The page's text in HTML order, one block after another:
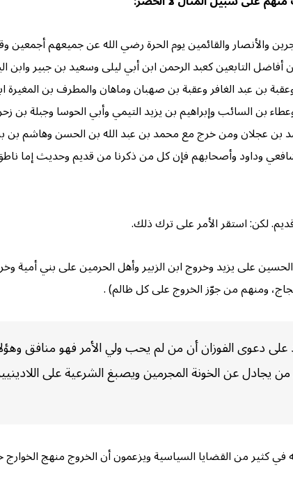
والأنصار والقائمين يوم الحرة رضي الله عن جميعهم
التابعين كعبد الرحمن ابن أبي ليلى وسعيد بن جبير وابن
بن عبد الغافر وعقبة بن صهبان وماهان والمطرف بن
بن السائب وإبراهيم بن يزيد التيمي وأبي الحوسا وجبلة بن
بن عجلان ومن خرج مع محمد بن عبد الله بن الحسن وهاشم
وداود وأصحابهم فإن كل من ذكرنا من قديم وحديث إما
لكن: استقر الأمر على ترك ذلك.
على يزيد وخروج ابن الزبير وأهل الحرمين على بني أمية
ومنهم من جوّز الخروج على كل ظالم) .
دعوى الفوزان أن من لم يحب ولي الأمر فهو منافق
عن الخونة المجرمين ويصبغ الشرعية على
كثير من القضايا السياسية ويزعمون أن الخروج منهج